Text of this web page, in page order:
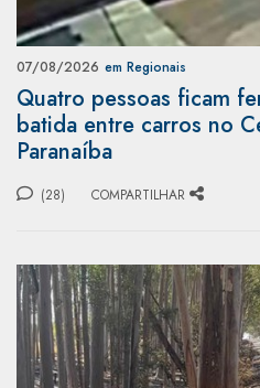
07/08/2026 em Regionais
Quatro pessoas ficam
batida entre carros no
Paranaíba
(28) COMPARTILHAR